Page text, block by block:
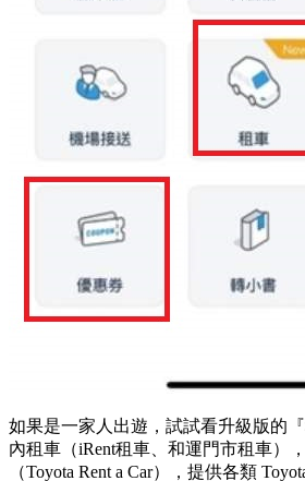
如果是一家人出遊，試試看升級版的『
內租車（iRent租車、和運門市租車）
（Toyota Rent a Car），提供各類